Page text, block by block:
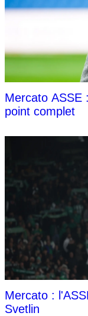
Mercato ASSE
point complet
Mercato :
Svetlin